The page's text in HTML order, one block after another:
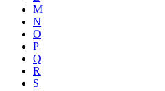
M
N
O
P
Q
R
S